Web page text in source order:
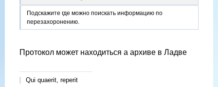
Подскажите где можно поискать информацию по
перезахоронению.
Протокол может находиться а архиве в Ладве
Qui quaerit, reperit